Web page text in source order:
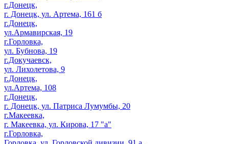
г.Донецк,
г. Донецк, ул. Артема, 161 б
г.Донецк,
ул.Армавирская, 19
г.Горловка,
ул. Бубнова, 19
г.Докучаевск,
ул. Лихолетова, 9
г.Донецк,
ул.Артема, 108
г.Донецк,
г. Донецк, ул. Патриса Лумумбы, 20
г.Макеевка,
г. Макеевка, ул. Кирова, 17 "а"
г.Горловка,